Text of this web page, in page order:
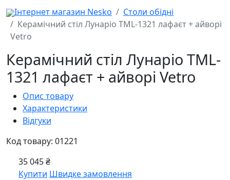
Інтернет магазин Nesko
Столи обідні
Керамічний стіл Лунаріо TML-1321 лафаєт + айворі
Vetro
Керамічний стіл Лунаріо TML-
1321 лафаєт + айворі Vetro
Опис товару
Характеристики
Відгуки
Код товару: 01221
35 045 ₴
Купити Швидке замовлення